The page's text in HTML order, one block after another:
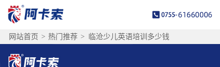
网站首页 > 热门推荐 > 临沧少儿英语培训多少钱